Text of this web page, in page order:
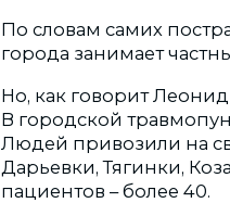
По словам самих
города занимает
Но, как говорит
В городской
Людей привозили на
Дарьевки, Тягинки,
пациентов – более 40.